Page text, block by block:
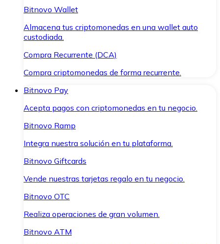
Bitnovo Wallet
Almacena tus criptomonedas en una wallet auto
custodiada.
Compra Recurrente (DCA)
Compra criptomonedas de forma recurrente.
Bitnovo Pay
Acepta pagos con criptomonedas en tu negocio.
Bitnovo Ramp
Integra nuestra solución en tu plataforma.
Bitnovo Giftcards
Vende nuestras tarjetas regalo en tu negocio.
Bitnovo OTC
Realiza operaciones de gran volumen.
Bitnovo ATM